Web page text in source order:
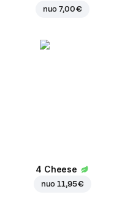
nuo7,00 €
4 Cheese
nuo11,95 €